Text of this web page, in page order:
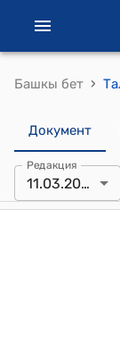
Башкы бет ›
Документ
Редакция
11.03.2015